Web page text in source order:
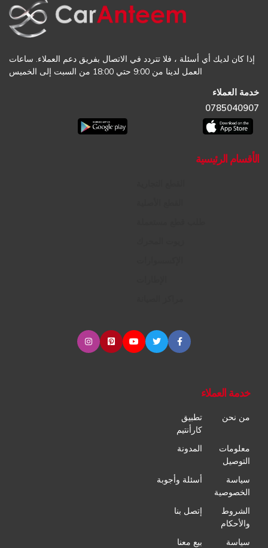
إذا كان لديك أي أسئلة ، فلا تتردد في الاتصال بفريق دعم العملاء. ساعات
العمل لدينا من 9:00 حتي 18:00 من السبت إلى الخميس
خدمة العملاء
0785040907
الأقسام الرئيسية
خدمة العملاء
من نحن
تطبيق
كارأنتيم
معلومات
التوصيل
المدونة
سياسة
الخصوصية
أسئلة وأجوبة
الشروط
والأحكام
إتصل بنا
سياسة بيع معنا